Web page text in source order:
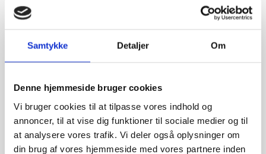
Samtykke Detaljer Om
Denne hjemmeside bruger cookies
Vi bruger cookies til at tilpasse vores indhold og
annoncer, til at vise dig funktioner til sociale medier og til
at analysere vores trafik. Vi deler også oplysninger om
din brug af vores hjemmeside med vores partnere inden
SOYA
NØDDER Nej
JORDNØDDER
Tolkode 17049065